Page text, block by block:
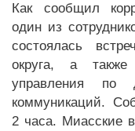
Как сообщил
один из
состоялась
округа, а также
управления по
коммуникаций.
2 часа. Миасские